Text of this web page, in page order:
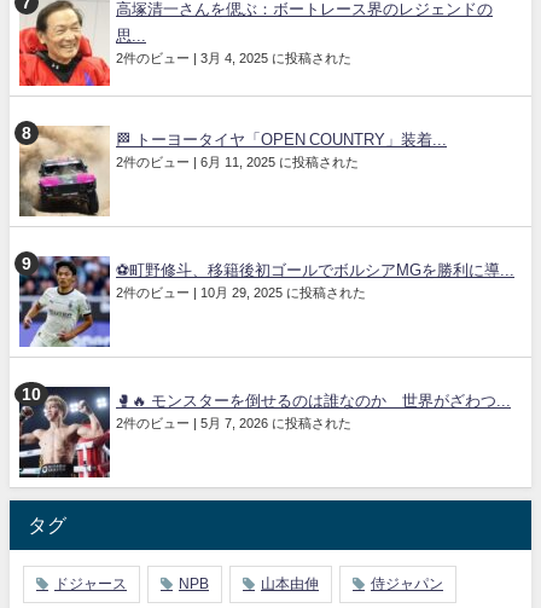
高塚清一さんを偲ぶ：ボートレース界のレジェンドの
思...
2件のビュー 3月 4, 2025 に投稿された
🏁 トーヨータイヤ「OPEN COUNTRY」装着...
2件のビュー 6月 11, 2025 に投稿された
⚽町野修斗、移籍後初ゴールでボルシアMGを勝利に導...
2件のビュー 10月 29, 2025 に投稿された
🥊🔥 モンスターを倒せるのは誰なのか 世界がざわつ...
2件のビュー 5月 7, 2026 に投稿された
タグ
ドジャース NPB 山本由伸 侍ジャパン